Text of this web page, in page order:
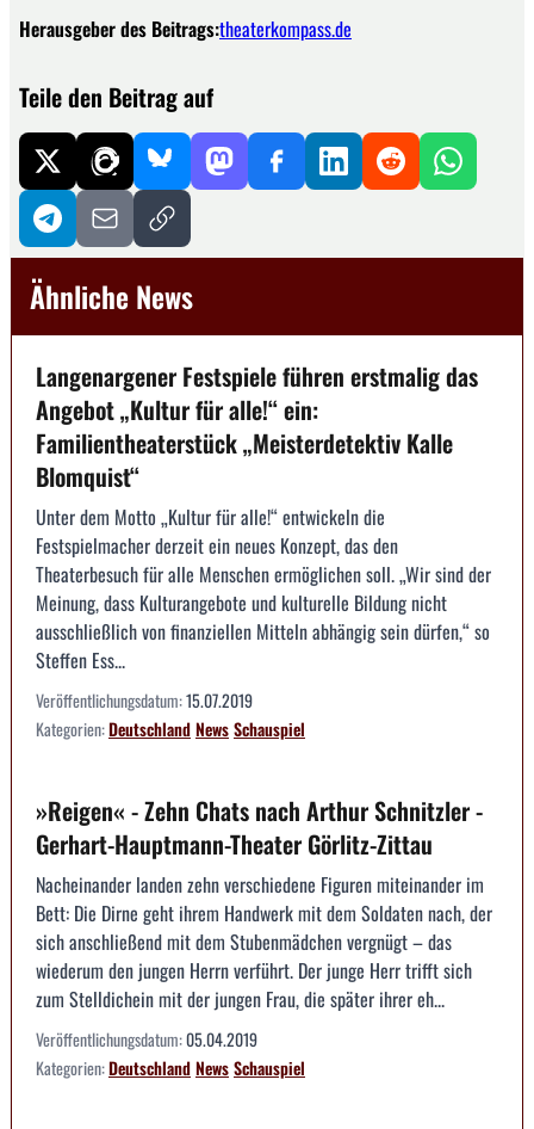
Herausgeber des Beitrags:theaterkompass.de
Teile den Beitrag auf
Ähnliche News
Langenargener Festspiele führen erstmalig das
Angebot „Kultur für alle!“ ein:
Familientheaterstück „Meisterdetektiv Kalle
Blomquist“
Unter dem Motto „Kultur für alle!“ entwickeln die
Festspielmacher derzeit ein neues Konzept, das den
Theaterbesuch für alle Menschen ermöglichen soll. „Wir sind der
Meinung, dass Kulturangebote und kulturelle Bildung nicht
ausschließlich von finanziellen Mitteln abhängig sein dürfen,“ so
Steffen Ess...
Veröffentlichungsdatum:15.07.2019
Kategorien:DeutschlandNewsSchauspiel
»Reigen« - Zehn Chats nach Arthur Schnitzler -
Gerhart-Hauptmann-Theater Görlitz-Zittau
Nacheinander landen zehn verschiedene Figuren miteinander im
Bett: Die Dirne geht ihrem Handwerk mit dem Soldaten nach, der
sich anschließend mit dem Stubenmädchen vergnügt – das
wiederum den jungen Herrn verführt. Der junge Herr trifft sich
zum Stelldichein mit der jungen Frau, die später ihrer eh...
Veröffentlichungsdatum:05.04.2019
Kategorien:DeutschlandNewsSchauspiel